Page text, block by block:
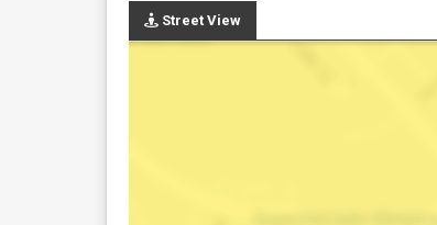
Street View